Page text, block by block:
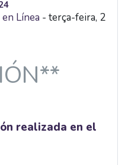
Línea -terça-feira, 2
realizada en el